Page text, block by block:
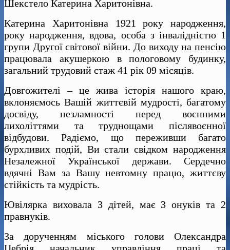
Шекстело Катерина Харитонівна.
Катерина Харитонівна 1921 року народження,
року народження, вдова, особа з інвалідністю 1
групи Другої світової війни. До виходу на пенсію
працювала акушеркою в пологовому будинку,
загальний трудовий стаж 41 рік 09 місяців.
Довгожителі – це жива історія нашого краю,
вклоняємось Вашій життєвій мудрості, багатому
досвіду, незламності перед воєнними
лихоліттями та труднощами післявоєнної
відбудови. Радіємо, що переживши багато
бурхливих подій, Ви стали свідком народження
Незалежної Української держави. Сердечно
вдячні Вам за Вашу невтомну працю, життєву
стійкість та мудрість.
Ювілярка виховала 3 дітей, має 3 онуків та 2
правнуків.
За дорученням міського голови Олександра